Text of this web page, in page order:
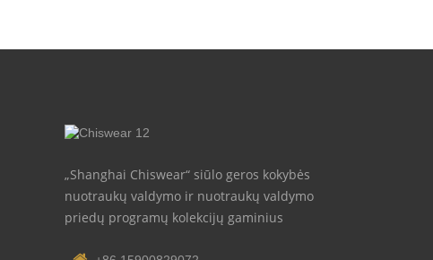
„Shanghai Chiswear“ siūlo geros kokybės
nuotraukų valdymo ir nuotraukų valdymo
priedų programų kolekcijų gaminius